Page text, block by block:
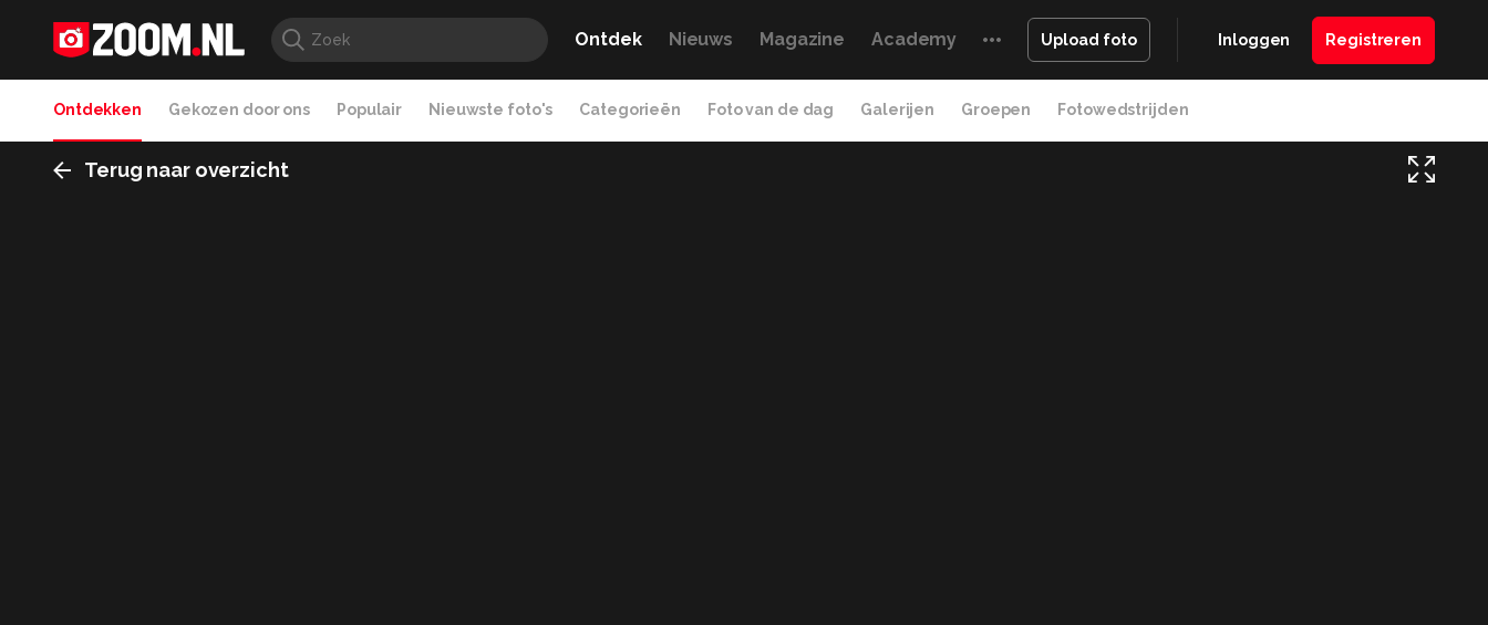
Ontdek Nieuws Magazine Academy Upload foto Inloggen Registreren
Ontdekken Gekozen door ons Populair Nieuwste foto's Categorieën Foto van de dag Galerijen Groepen Fotowedstrijden
Terug naar overzicht